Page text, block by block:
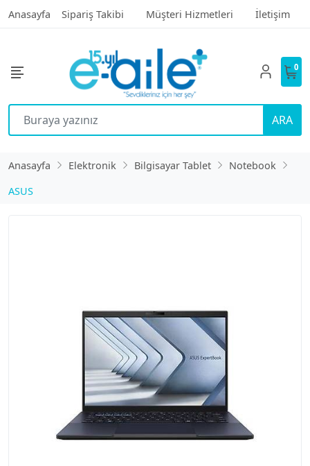
Anasayfa Sipariş Takibi Müşteri Hizmetleri İletişim
ARA
0
Anasayfa Elektronik Bilgisayar Tablet
Notebook
ASUS